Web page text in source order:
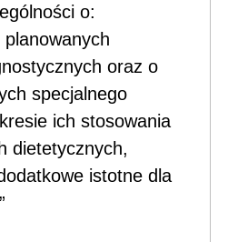
o:
oraz o
specjalnego
ich stosowania
dietetycznych,
istotne dla